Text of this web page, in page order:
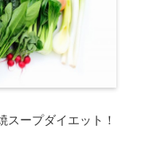
スープダイエット！